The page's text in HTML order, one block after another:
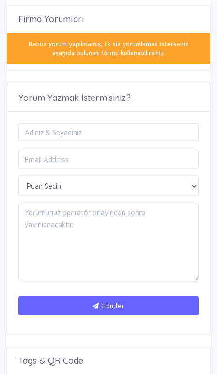
Firma Yorumları
Henüz yorum yapılmamış, ilk siz yorumlamak isterseniz
aşağıda bulunan formu kullanabilirsiniz.
Yorum Yazmak İstermisiniz?
Gönder
Tags & QR Code